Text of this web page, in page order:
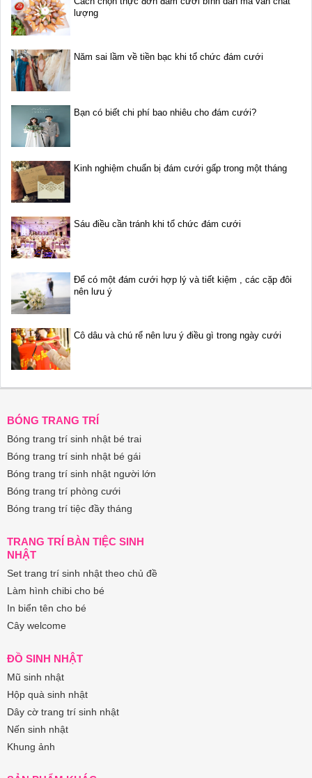
lượng
Năm sai lầm về tiền bạc khi tổ chức đám cưới
Bạn có biết chi phí bao nhiêu cho đám cưới?
Kinh nghiệm chuẩn bị đám cưới gấp trong một tháng
Sáu điều cần tránh khi tổ chức đám cưới
Để có một đám cưới hợp lý và tiết kiệm , các cặp đôi
nên lưu ý
Cô dâu và chú rể nên lưu ý điều gì trong ngày cưới
BÓNG TRANG TRÍ
Bóng trang trí sinh nhật bé trai
Bóng trang trí sinh nhật bé gái
Bóng trang trí sinh nhật người lớn
Bóng trang trí phòng cưới
Bóng trang trí tiệc đầy tháng
TRANG TRÍ BÀN TIỆC SINH
NHẬT
Set trang trí sinh nhật theo chủ đề
Làm hình chibi cho bé
In biển tên cho bé
Cây welcome
ĐỒ SINH NHẬT
Mũ sinh nhật
Hộp quà sinh nhật
Dây cờ trang trí sinh nhật
Nến sinh nhật
Khung ảnh